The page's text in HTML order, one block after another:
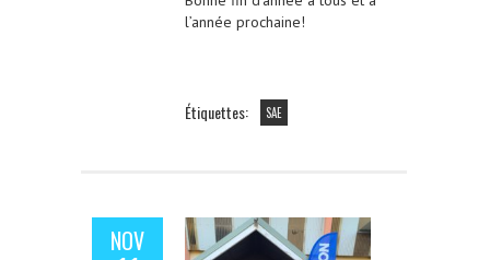
l’année prochaine!
Étiquettes: SAE
NOV